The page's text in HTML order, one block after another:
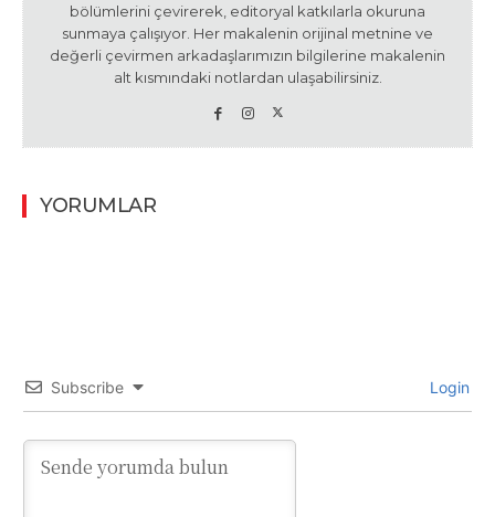
bölümlerini çevirerek, editoryal katkılarla okuruna
sunmaya çalışıyor. Her makalenin orijinal metnine ve
değerli çevirmen arkadaşlarımızın bilgilerine makalenin
alt kısmındaki notlardan ulaşabilirsiniz.
YORUMLAR
Subscribe Login